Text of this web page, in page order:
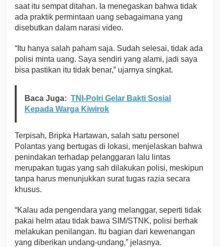
saat itu sempat ditahan. Ia menegaskan bahwa tidak
ada praktik permintaan uang sebagaimana yang
disebutkan dalam narasi video.
“Itu hanya salah paham saja. Sudah selesai, tidak ada
polisi minta uang. Saya sendiri yang alami, jadi saya
bisa pastikan itu tidak benar,” ujarnya singkat.
Baca Juga: TNI-Polri Gelar Bakti Sosial
Kepada Warga Kiwirok
Terpisah, Bripka Hartawan, salah satu personel
Polantas yang bertugas di lokasi, menjelaskan bahwa
penindakan terhadap pelanggaran lalu lintas
merupakan tugas yang sah dilakukan polisi, meskipun
tanpa harus menunjukkan surat tugas razia secara
khusus.
“Kalau ada pengendara yang melanggar, seperti tidak
pakai helm atau tidak bawa SIM/STNK, polisi berhak
melakukan penilangan. Itu bagian dari kewenangan
yang diberikan undang-undang,” jelasnya.